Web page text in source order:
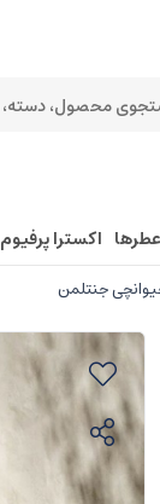
اکسترا پرفیوم
جنتلمن